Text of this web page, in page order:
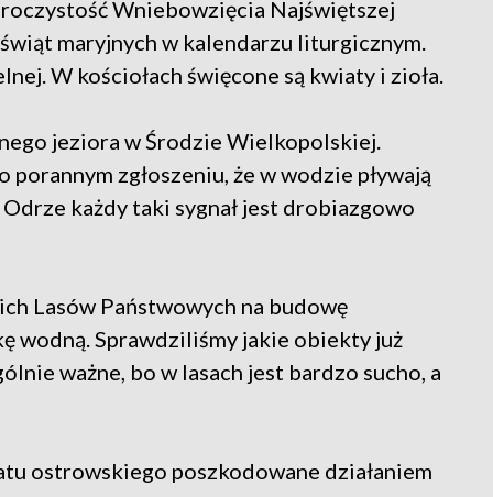
Wniebowzięcia Najświętszej
maryjnych w kalendarzu liturgicznym.
W kościołach święcone są kwiaty i zioła.
jeziora w Środzie Wielkopolskiej.
zgłoszeniu, że w wodzie pływają
każdy taki sygnał jest drobiazgowo
Lasów Państwowych na budowę
wodną. Sprawdziliśmy jakie obiekty już
ważne, bo w lasach jest bardzo sucho, a
ostrowskiego poszkodowane działaniem